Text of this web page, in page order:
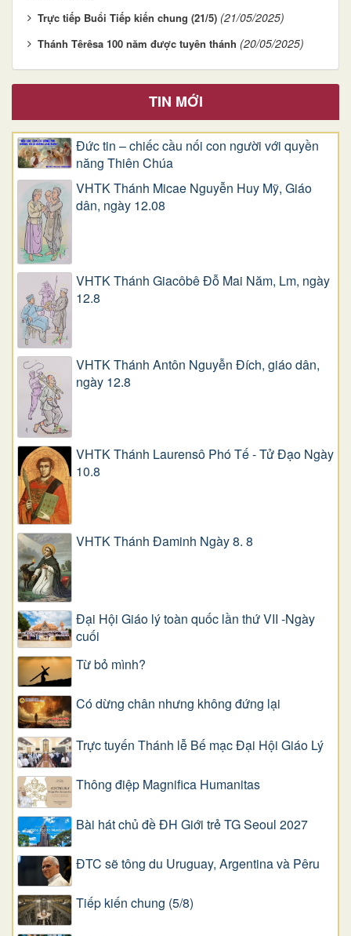
Trực tiếp Buổi Tiếp kiến chung (21/5) (21/05/2025)
Thánh Têrêsa 100 năm được tuyên thánh (20/05/2025)
TIN MỚI
Đức tin – chiếc cầu nối con người với quyền
năng Thiên Chúa
VHTK Thánh Micae Nguyễn Huy Mỹ, Giáo
dân, ngày 12.08
VHTK Thánh Giacôbê Ðỗ Mai Năm, Lm, ngày
12.8
VHTK Thánh Antôn Nguyễn Ðích, giáo dân,
ngày 12.8
VHTK Thánh Laurensô Phó Tế - Tử Đạo Ngày
10.8
VHTK Thánh Đaminh Ngày 8. 8
Đại Hội Giáo lý toàn quốc lần thứ VII -Ngày
cuối
Từ bỏ mình?
Có dừng chân nhưng không đứng lại
Trực tuyến Thánh lễ Bế mạc Đại Hội Giáo Lý
Thông điệp Magnifica Humanitas
Bài hát chủ đề ĐH Giới trẻ TG Seoul 2027
ĐTC sẽ tông du Uruguay, Argentina và Pêru
Tiếp kiến chung (5/8)